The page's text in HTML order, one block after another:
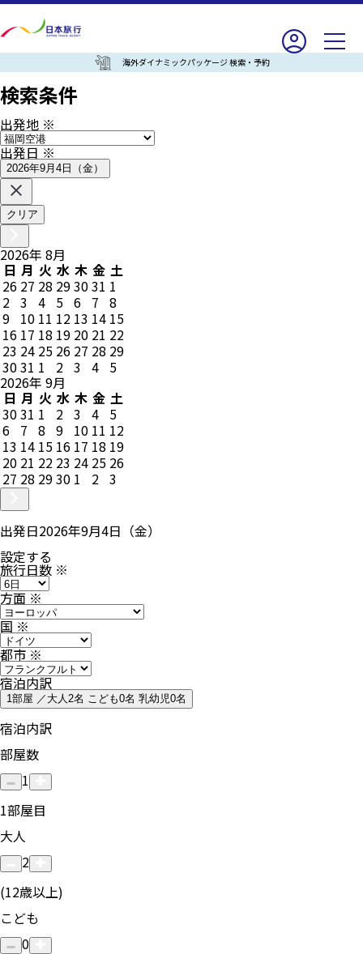
海外ダイナミックパッケージ 検索・予約
検索条件
出発地 ※
出発日※
2026年9月4日（金）
クリア
2026年 8月
日 月 火 水 木 金 土
26 27 28 293031 1
2 3 4 5 6 7 8
9 10 11 12 13 14 15
16 17 18 19 20 21 22
23 24 25 26 27 28 29
3031 1 2 3 4 5
2026年 9月
日 月 火 水 木 金 土
3031 1 2 3 4 5
6 7 8 9 10 11 12
13 14 15 16 17 18 19
20 21 22 23 24 25 26
27 28 2930 1 2 3
出発日2026年9月4日（金）
設定する
旅行日数 ※
方面※
国※
都市※
宿泊内訳
1部屋 ／大人2名 こども0名 乳幼児0名
宿泊内訳
部屋数
1
1部屋目
大人
2
(12歳以上)
こども
0